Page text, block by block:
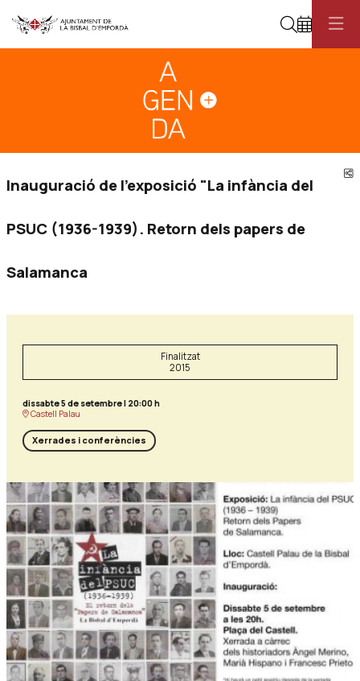
Cerca
Inauguració de l'exposició "La infància del
PSUC (1936-1939). Retorn dels papers de
Salamanca
Finalitzat
2015
dissabte 5 de setembre| 20:00 h
Castell Palau
Xerrades i conferències